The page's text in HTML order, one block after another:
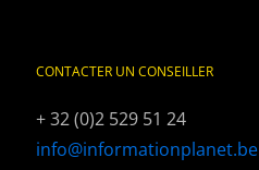
CONTACTER UN CONSEILLER
+ 32 (0)2 529 51 24
info@informationplanet.be